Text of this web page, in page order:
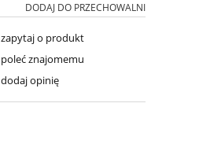
DODAJ DO PRZECHOWALNI
zapytaj o produkt
poleć znajomemu
dodaj opinię